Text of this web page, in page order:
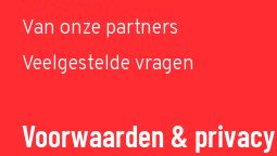
Van onze partners
Veelgestelde vragen
Voorwaarden & privacy